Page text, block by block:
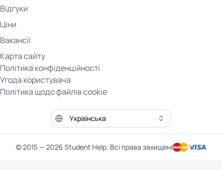
Відгуки
Ціни
Вакансії
Карта сайту
Політика конфіденційності
Угода користувача
Політика щодо файлів cookie
Мова сайту
© 2015 — 2026 Student Help. Всі права захищені